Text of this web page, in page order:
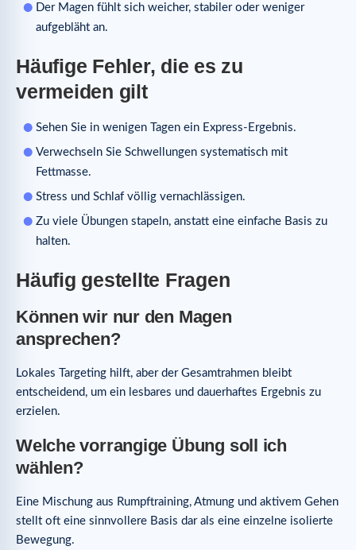
Der Magen fühlt sich weicher, stabiler oder weniger
aufgebläht an.
Häufige Fehler, die es zu
vermeiden gilt
Sehen Sie in wenigen Tagen ein Express-Ergebnis.
Verwechseln Sie Schwellungen systematisch mit
Fettmasse.
Stress und Schlaf völlig vernachlässigen.
Zu viele Übungen stapeln, anstatt eine einfache Basis zu
halten.
Häufig gestellte Fragen
Können wir nur den Magen
ansprechen?
Lokales Targeting hilft, aber der Gesamtrahmen bleibt
entscheidend, um ein lesbares und dauerhaftes Ergebnis zu
erzielen.
Welche vorrangige Übung soll ich
wählen?
Eine Mischung aus Rumpftraining, Atmung und aktivem Gehen
stellt oft eine sinnvollere Basis dar als eine einzelne isolierte
Bewegung.